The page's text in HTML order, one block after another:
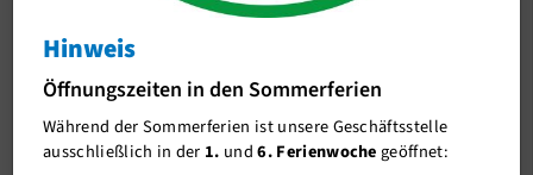
Maßnahmen bei me-sport
Maßnahmen
09.06.2023
J-Team
Stellenangebote
Förderverein me-sport e.V.
Hinweis
Öffnungszeiten in den Sommerferien
Während der Sommerferien ist unsere Geschäftsstelle
ausschließlich in der 1. und6. Ferienwochegeöffnet: